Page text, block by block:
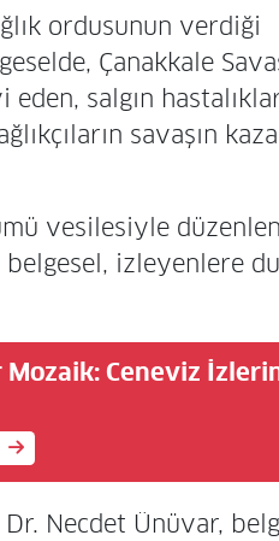
ordusunun verdiği
Çanakkale
salgın
savaşın
vesilesiyle
izleyenlere
Ceneviz
Necdet Ünüvar,